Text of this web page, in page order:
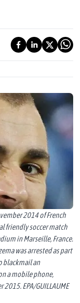
2014 of French
friendly soccer match
in Marseille, France.
was arrested as part
blackmail an
a mobile phone,
EPA/GUILLAUME